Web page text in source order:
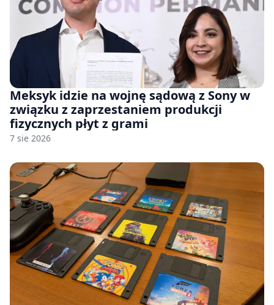
Meksyk idzie na wojnę sądową z Sony w
związku z zaprzestaniem produkcji
fizycznych płyt z grami
7 sie 2026